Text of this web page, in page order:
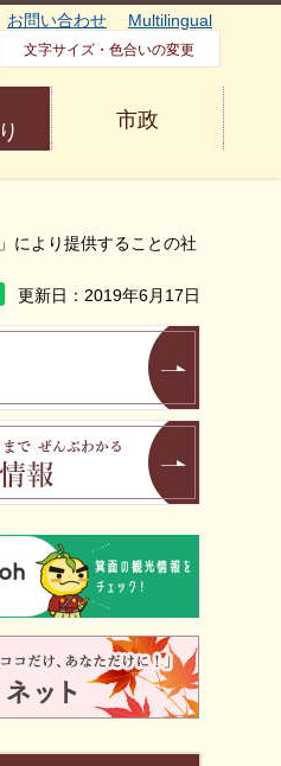
お問い合わせ Multilingual
文字サイズ・色合いの変更
市政
により提供することの社
更新日：2019年6月17日